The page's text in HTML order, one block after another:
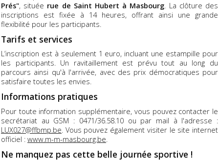
Prés", située rue de Saint Hubert à Masbourg . La clôture des
inscriptions est fixée à 14 heures, offrant ainsi une grande
flexibilité pour les participants.
Tarifs et services
L’inscription est à seulement 1 euro, incluant une estampille pour
les participants. Un ravitaillement est prévu tout au long du
parcours ainsi qu'à l'arrivée, avec des prix démocratiques pour
satisfaire toutes les envies.
Informations pratiques
Pour toute information supplémentaire, vous pouvez contacter le
secrétariat au GSM : 0471/36.58.10 ou par mail à l'adresse :
LUX027@ffbmp.be . Vous pouvez également visiter le site internet
officiel : www.m-m-masbourg.be
Ne manquez pas cette belle journée sportive !